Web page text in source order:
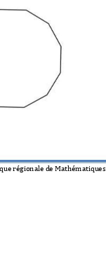
régionale de Mathématiques